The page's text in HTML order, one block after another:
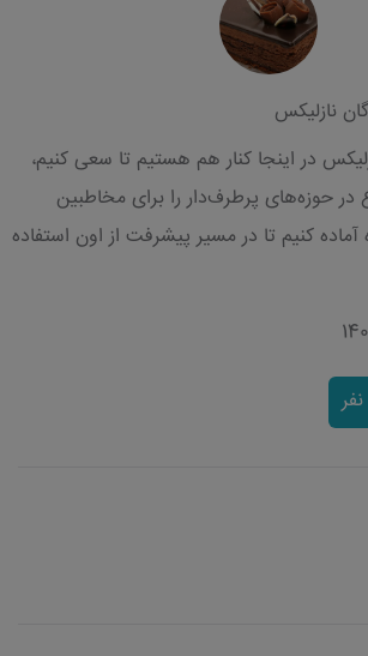
نازلیکس
در اینجا کنار هم هستیم تا سعی کنیم،
حوزه‌های پرطرف‌دار را برای مخاطبین
آماده کنیم تا در مسیر پیشرفت از اون استفاده